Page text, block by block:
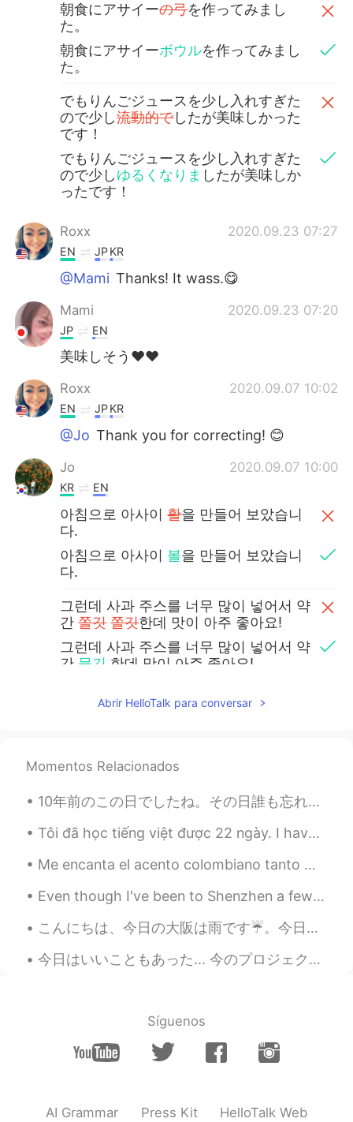
朝食にアサイーの弓を作ってみまし
た。
朝食にアサイーボウルを作ってみまし
た。
でもりんごジュースを少し入れすぎた
ので少し流動的でしたが美味しかった
です！
でもりんごジュースを少し入れすぎた
ので少しゆるくなりま したが美味しか
ったです！
Roxx 2020.09.23 07:27
EN JPKR
@Mami Thanks! It wass.😋
Mami 2020.09.23 07:20
JP EN
美味しそう❤️❤️
Roxx 2020.09.07 10:02
EN JPKR
@Jo Thank you for correcting! 😊
Jo 2020.09.07 10:00
KR EN
아침으로 아사이활을 만들어 보았습니
다.
아침으로 아사이 볼을 만들어 보았습니
다.
그런데 사과 주스를 너무 많이 넣어서 약
간쫄깃 쫄깃한데 맛이 아주 좋아요!
그런데 사과 주스를 너무 많이 넣어서 약
간 묽긴 한데 맛이 아주 좋아요!
Selena 2020.08.09 22:57
EN JP KR
@Selenaあなたはいくつか食べるべきです
EN JPKR
@Maki thank you! 😊
Maki 2020.08.09 21:49
朝食にアサイーボウル
を作ってみまし
た。
ので少し流動的でした
美味しかった
Abrir HelloTalk para conversar
Momentos Relacionados
10年前のこの日でしたね。その日誰も忘れない、忘れはしない。 こんな震災があっても被害を乗り越えるため必死に頑張った日本・日本人の姿を憧れていますし、色々人生の生き方習ったと思いますね。例えば、...
Tôi đã học tiếng việt được 22 ngày. I have studied Vietnamese for 22 days. ベトナム語を22日間で勉強していました。 ...
Me encanta el acento colombiano tanto 😭😭 que un hombre colombiano podría decirme que me callara y...
Even though I've been to Shenzhen a few times, it's my first time to visit Sea World 😂 I was exci...
こんにちは、今日の大阪は雨です☔️。今日は仕事忙しくないから、買い物に行きました。💕自分に何も買ってませんでしたが、友達の息子に服を買いました。もうすぐピアノの発表会ですので、カッコいいスーツを...
今日はいいこともあった... 今のプロジェクトは今日ストーリーをクリアして、クレジットを見て、自分の名前が出てた😍✨ 出るか知ってたけど見るのはなんか不思議😶 子供の時からゲームの関係仕事したか...
Síguenos
AI Grammar Press Kit HelloTalk Web